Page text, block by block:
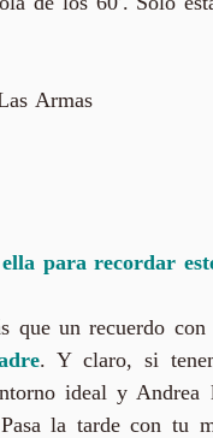
Armas
para recordar
que un recuerdo
. Y claro, si
ideal y
la tarde con tu